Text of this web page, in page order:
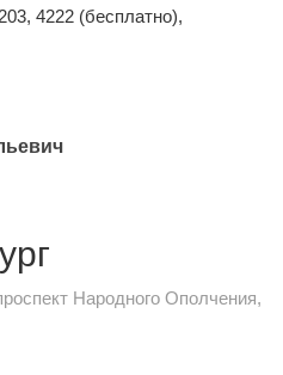
4222 (бесплатно),
Народного Ополчения,